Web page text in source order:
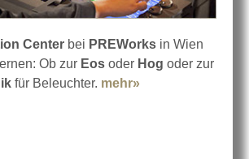
Center bei PREWorks in Wien
Ob zur Eos oder Hog oder zur
für Beleuchter. mehr»